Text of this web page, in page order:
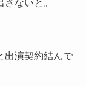
ないと。
出演契約結んで